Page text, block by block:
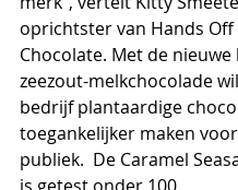
oprichtster van Hands Off
Chocolate. Met de nieuwe
zeezout-melkchocolade
bedrijf plantaardige
toegankelijker maken
publiek.  De Caramel